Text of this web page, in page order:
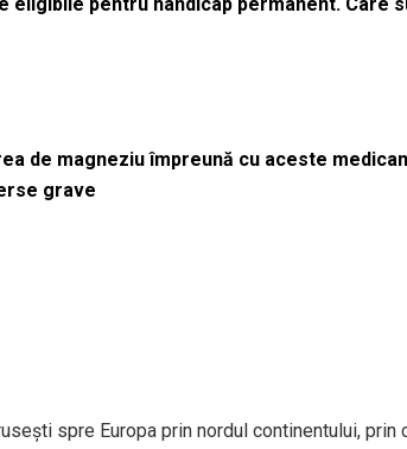
de magneziu împreună cu aceste
grave
spre Europa prin nordul continentului, prin